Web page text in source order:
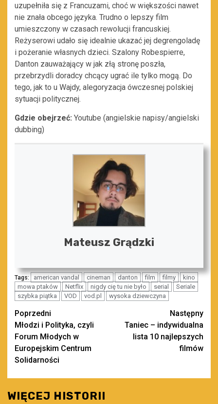
uzupełniła się z Francuzami, choć w większości nawet
nie znała obcego języka. Trudno o lepszy film
umieszczony w czasach rewolucji francuskiej.
Reżyserowi udało się idealnie ukazać jej degrengoladę
i pożeranie własnych dzieci. Szalony Robespierre,
Danton zauważający w jak złą stronę poszła,
przebrzydli doradcy chcący ugrać ile tylko mogą. Do
tego, jak to u Wajdy, alegoryzacja ówczesnej polskiej
sytuacji politycznej.
Gdzie obejrzeć: Youtube (angielskie napisy/angielski
dubbing)
Mateusz Grądzki
Tags: american vandal cineman danton film filmy
kino
mowa ptaków
Netflix nigdy cię tu nie było serial
Seriale
szybka piątka
VOD vod.pl wysoka dziewczyna
Zobacz
wpisy
Poprzedni
Młodzi i Polityka, czyli
Forum Młodych w
Europejskim Centrum
Solidarności
Następny
Taniec – indywidualna
lista 10 najlepszych
filmów
WIĘCEJ HISTORII